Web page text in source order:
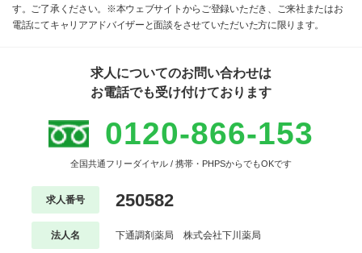
す。ご了承ください。※本ウェブサイトからご登録いただき、ご来社またはお
電話にてキャリアアドバイザーと面談をさせていただいた方に限ります。
求人についてのお問い合わせは
お電話でも受け付けております
0120-866-153
全国共通フリーダイヤル / 携帯・PHPSからでもOKです
求人番号 250582
法人名 下通調剤薬局 株式会社下川薬局